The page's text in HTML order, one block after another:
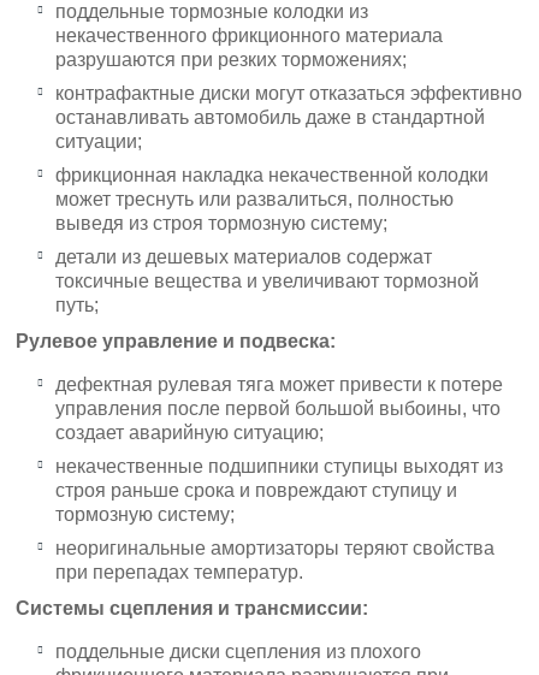
поддельные тормозные колодки из
некачественного фрикционного материала
разрушаются при резких торможениях;
контрафактные диски могут отказаться эффективно
останавливать автомобиль даже в стандартной
ситуации;
фрикционная накладка некачественной колодки
может треснуть или развалиться, полностью
выведя из строя тормозную систему;
детали из дешевых материалов содержат
токсичные вещества и увеличивают тормозной
путь;
Рулевое управление и подвеска:
дефектная рулевая тяга может привести к потере
управления после первой большой выбоины, что
создает аварийную ситуацию;
некачественные подшипники ступицы выходят из
строя раньше срока и повреждают ступицу и
тормозную систему;
неоригинальные амортизаторы теряют свойства
при перепадах температур.
Системы сцепления и трансмиссии:
поддельные диски сцепления из плохого